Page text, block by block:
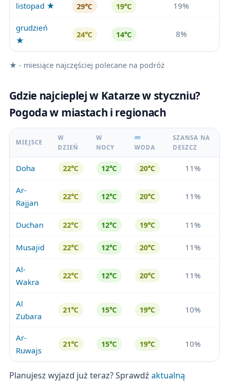
listopad ★ 29℃ 19℃ 19%
grudzień
★
24℃ 14℃ 8%
★ - miesiące najczęściej polecane na podróż
Gdzie najcieplej w Katarze w styczniu?
Pogoda w miastach i regionach
MIEJSCE
W
DZIEŃ
W
NOCY
WODA
SZANSA NA
DESZCZ
Doha 22℃ 12℃ 20℃ 11%
Ar-
Rajjan
22℃ 12℃ 20℃ 11%
Duchan 22℃ 12℃ 19℃ 11%
Musajid 22℃ 12℃ 20℃ 11%
Al-
Wakra
22℃ 12℃ 20℃ 11%
Al
Zubara
21℃ 15℃ 19℃ 10%
Ar-
Ruwajs
21℃ 15℃ 19℃ 10%
Planujesz wyjazd już teraz? Sprawdź aktualną